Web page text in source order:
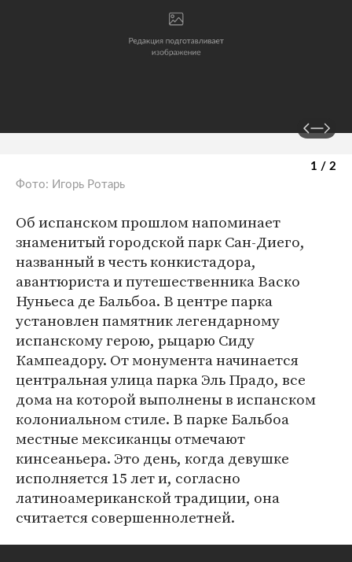
1 / 2
Фото: Игорь Ротарь
Об испанском прошлом напоминает
знаменитый городской парк Сан-Диего,
названный в честь конкистадора,
авантюриста и путешественника Васко
Нуньеса де Бальбоа. В центре парка
установлен памятник легендарному
испанскому герою, рыцарю Сиду
Кампеадору. От монумента начинается
центральная улица парка Эль Прадо, все
дома на которой выполнены в испанском
колониальном стиле. В парке Бальбоа
местные мексиканцы отмечают
кинсеаньера. Это день, когда девушке
исполняется 15 лет и, согласно
латиноамериканской традиции, она
считается совершеннолетней.